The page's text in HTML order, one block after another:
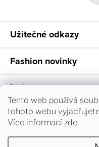
Tento web používá
tohoto webu
Více informací zde.
Užitečné odkazy
Fashion novinky
Instagram
Sledování